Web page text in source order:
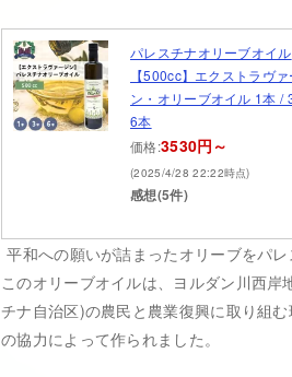
パレスチナオリーブオイル
【500cc】エクストラヴ
ン・オリーブオイル 1本 /
6本
価格:3530円～
(2025/4/28 22:22時点)
感想(5件)
平和への願いが詰まったオリーブをパレ
このオリーブオイルは、ヨルダン川西岸
チナ自治区)の農民と農業復興に取り組
の協力によって作られました。